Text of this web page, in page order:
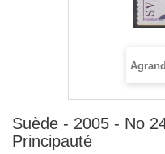
Suède - 2005 - No
Principauté